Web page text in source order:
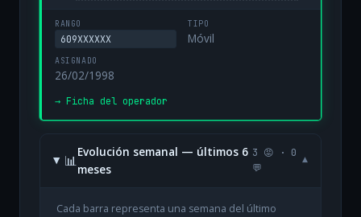
RANGO
609XXXXXX
TIPO
Móvil
ASIGNADO
26/02/1998
→ Ficha del operador
📊
Evolución semanal — últimos 6
meses
3 😡 · 0
💬
▾
Cada barra representa una semana del último